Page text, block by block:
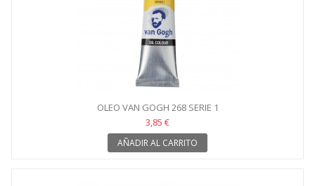
OLEO VAN GOGH 268 SERIE 1
3,85 €
AÑADIR AL CARRITO